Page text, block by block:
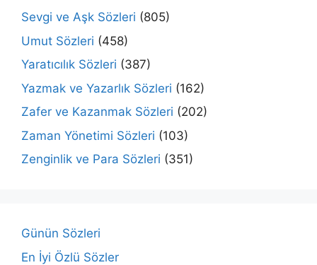
Sevgi ve Aşk Sözleri (805)
Umut Sözleri (458)
Yaratıcılık Sözleri (387)
Yazmak ve Yazarlık Sözleri (162)
Zafer ve Kazanmak Sözleri (202)
Zaman Yönetimi Sözleri (103)
Zenginlik ve Para Sözleri (351)
Günün Sözleri
En İyi Özlü Sözler